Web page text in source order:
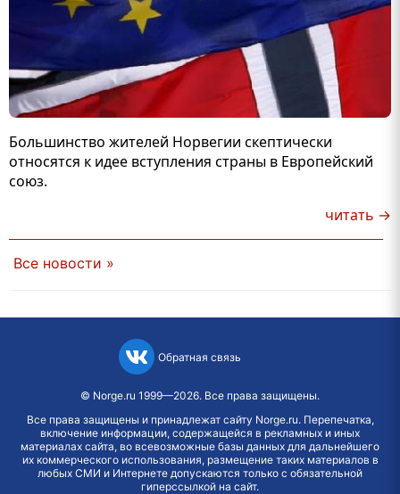
Большинство жителей Норвегии скептически
относятся к идее вступления страны в Европейский
союз.
читать →
Все новости »
Обратная связь
© Norge.ru 1999—2026. Все права защищены.
Все права защищены и принадлежат сайту Norge.ru. Перепечатка,
включение информации, содержащейся в рекламных и иных
материалах сайта, во всевозможные базы данных для дальнейшего
их коммерческого использования, размещение таких материалов в
любых СМИ и Интернете допускаются только с обязательной
гиперссылкой на сайт.